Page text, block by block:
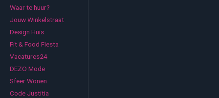
Waar te huur?
Jouw Winkelstraat
Design Huis
Fit & Food Fiesta
Vacatures24
DEZO Mode
Sfeer Wonen
Code Justitia